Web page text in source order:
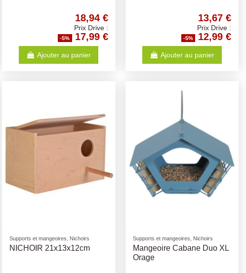
18,94 €
Prix Drive :
-5% 17,99 €
Ajouter au panier
13,67 €
Prix Drive :
-5% 12,99 €
Ajouter au panier
Supports et mangeoires, Nichoirs
NICHOIR 21x13x12cm
Supports et mangeoires, Nichoirs
Mangeoire Cabane Duo XL
Orage